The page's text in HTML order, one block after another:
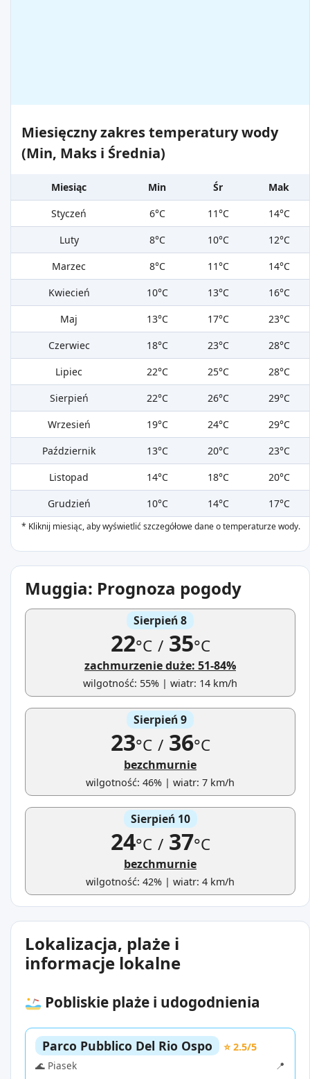
Miesięczny zakres temperatury wody
(Min, Maks i Średnia)
Miesiąc Min Śr
Mak
Styczeń
6°C 11°C
14°C
Luty
8°C 10°C
12°C
Marzec
8°C 11°C
14°C
Kwiecień
10°C 13°C
16°C
Maj
13°C 17°C
23°C
Czerwiec
18°C 23°C
28°C
Lipiec
22°C 25°C
28°C
Sierpień
22°C 26°C
29°C
Wrzesień
19°C 24°C
29°C
Październik
13°C 20°C
23°C
Listopad
14°C 18°C
20°C
Grudzień
10°C 14°C 17°C
* Kliknij miesiąc, aby wyświetlić szczegółowe dane o temperaturze wody.
Muggia: Prognoza pogody
Sierpień 8
22°C /35°C
zachmurzenie duże: 51-84%
wilgotność: 55% | wiatr: 14 km/h
Sierpień 9
23°C /36°C
bezchmurnie
wilgotność: 46% | wiatr: 7 km/h
Sierpień 10
24°C /37°C
bezchmurnie
wilgotność: 42% | wiatr: 4 km/h
Lokalizacja, plaże i
informacje lokalne
Pobliskie plaże i udogodnienia
Parco Pubblico Del Rio Ospo
⭐ 2.5/5
🌊 Piasek
📍